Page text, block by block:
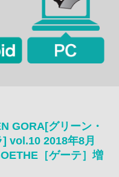
GORA[グリーン・
] vol.10 2018年8月
［ゲーテ］増